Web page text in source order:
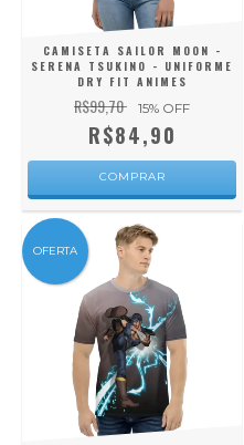
CAMISETA SAILOR MOON -
SERENA TSUKINO - UNIFORME
DRY FIT ANIMES
R$99,70 15% OFF
R$84,90
COMPRAR
OFERTA